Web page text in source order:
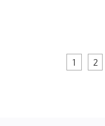
1 2